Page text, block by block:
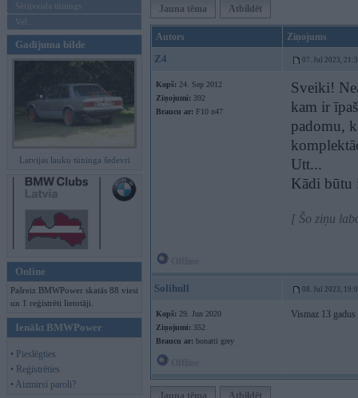
Sērijveida tūnings
Vel...
Gadījuma bilde
Latvijas lauku tūninga šedevri
Online
Pašreiz BMWPower skatās 88 viesi
un 1 reģistrēti lietotāji.
Ienākt BMWPower
• Pieslēgties
• Reģistrēties
• Aizmirsi paroli?
Jauna tēma Atbildēt
Autors Ziņojums
Z4 07. Jul 2023,
Kopš: 24. Sep 2012
Ziņojumi: 392
Braucu ar: F10 n47
Sveiki!
kam ir
padomu,
Utt...
Kādi būtu
[ Šo ziņu
Solihull 08. Jul 2023,
Kopš: 29. Jun 2020
Ziņojumi: 352
Braucu ar: bonatti grey
Vismaz 13
Jauna tēma Atbildēt